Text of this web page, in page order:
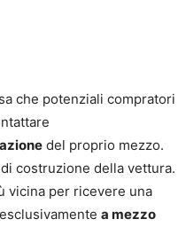
che potenziali compratori
del proprio mezzo.
costruzione della vettura.
vicina per ricevere una
a mezzo